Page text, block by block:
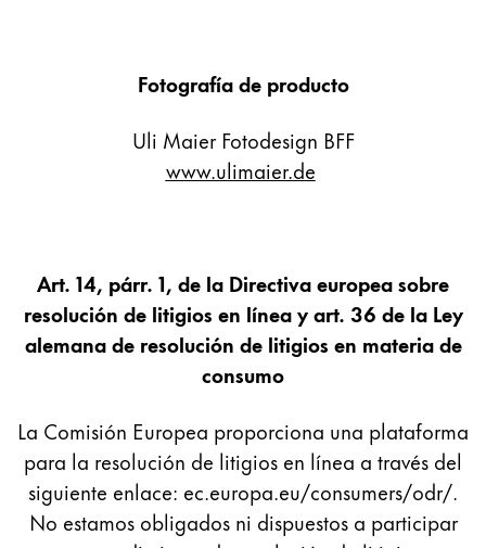
Cultura corporativa
Espíritu pionero
Career
ES/PA
Global
Registrarse
Registrarse
Fotografía de producto
Uli Maier Fotodesign BFF
www.ulimaier.de
Art. 14, párr. 1, de la Directiva europea sobre
resolución de litigios en línea y art. 36 de la Ley
alemana de resolución de litigios en materia de
consumo
La Comisión Europea proporciona una plataforma
para la resolución de litigios en línea a través del
siguiente enlace: ec.europa.eu/consumers/odr/.
No estamos obligados ni dispuestos a participar